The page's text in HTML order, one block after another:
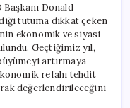
Donald
tutuma dikkat çeken
ekonomik ve siyasi
Geçtiğimiz yıl,
artırmaya
refahı tehdit
değerlendirileceğini